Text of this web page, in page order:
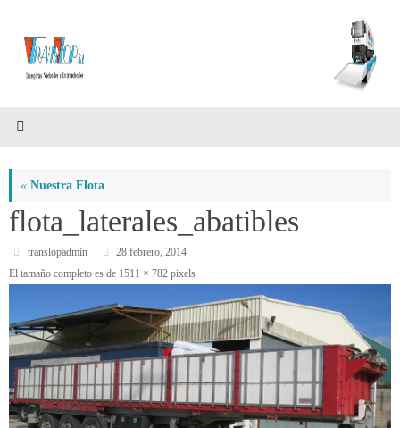
contenido
« Nuestra Flota
flota_laterales_abatibles
translopadmin
28 febrero, 2014
El tamaño completo es de 1511 × 782 pixels